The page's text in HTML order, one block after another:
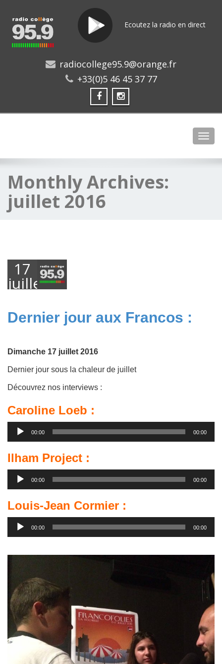
Ecoutez la radio en direct
radiocollege95.9@orange.fr
+33(0)5 46 45 37 77
Monthly Archives:
juillet 2016
17
juillet
Dernier jour aux Francos :
Dimanche 17 juillet 2016
Dernier jour sous la chaleur de juillet
Découvrez nos interviews :
Caroline Loeb :
Lecteur
audio
00:00 00:00
Ilham Project :
Lecteur
audio
00:00 00:00
Louis-Jean Cormier :
Lecteur
audio
00:00 00:00